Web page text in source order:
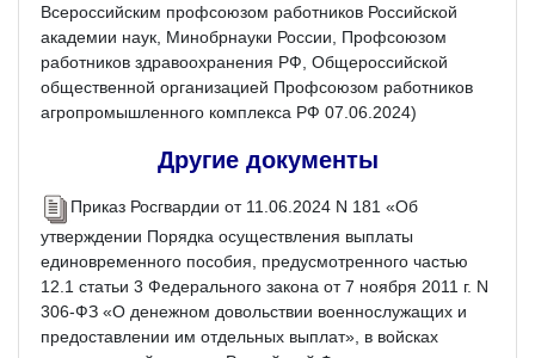
Всероссийским профсоюзом работников Российской
академии наук, Минобрнауки России, Профсоюзом
работников здравоохранения РФ, Общероссийской
общественной организацией Профсоюзом работников
агропромышленного комплекса РФ 07.06.2024)
Другие документы
Приказ Росгвардии от 11.06.2024 N 181 «Об
утверждении Порядка осуществления выплаты
единовременного пособия, предусмотренного частью
12.1 статьи 3 Федерального закона от 7 ноября 2011 г. N
306-ФЗ «О денежном довольствии военнослужащих и
предоставлении им отдельных выплат», в войсках